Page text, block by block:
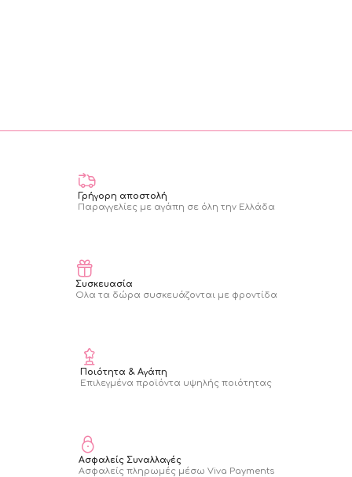
Γρήγορη αποστολή
Παραγγελίες με αγάπη σε όλη την Ελλάδα
Συσκευασία
Ολα τα δώρα συσκευάζονται με φροντίδα
Ποιότητα & Αγάπη
Επιλεγμένα προϊόντα υψηλής ποιότητας
Ασφαλείς Συναλλαγές
Ασφαλείς πληρωμές μέσω Viva Payments